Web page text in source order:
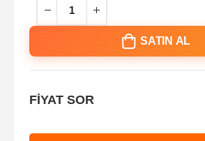
SATIN AL
FİYAT SOR